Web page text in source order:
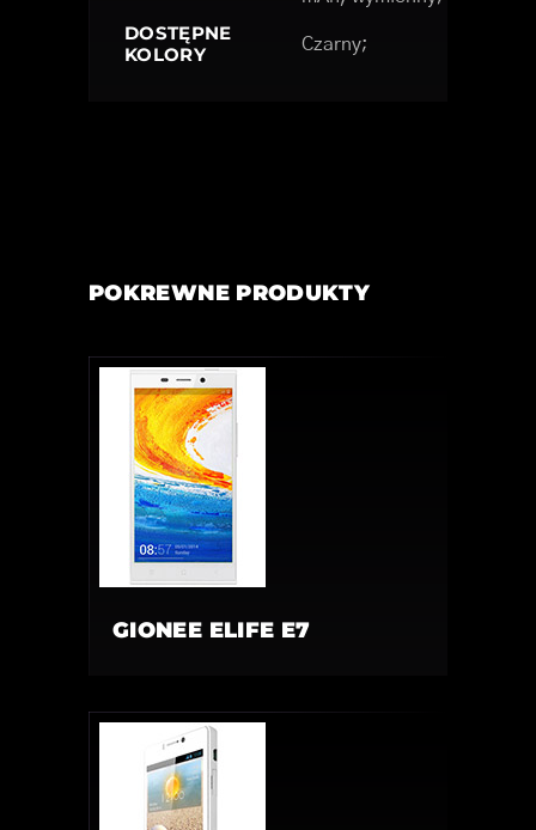
DOSTĘPNE
KOLORY
Czarny;
POKREWNE PRODUKTY
GIONEE ELIFE E7